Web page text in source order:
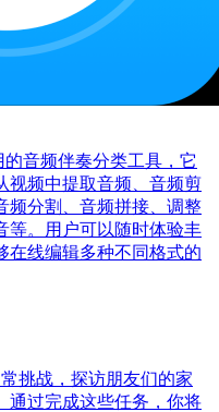
音频伴奏分类工具，它
视频中提取音频、音频剪
频分割、音频拼接、调整
等。用户可以随时体验丰
在线编辑多种不同格式的
挑战，探访朋友们的家
通过完成这些任务，你将